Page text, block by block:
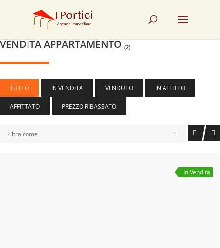
VENDITA APPARTAMENTO(2)
TUTTO IN VENDITA VENDUTO IN AFFITTO
AFFITTATO PREZZO RIBASSATO
Filtra come
In Vendita